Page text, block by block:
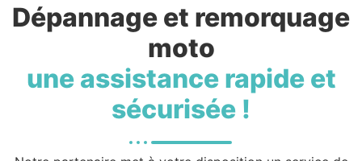
Dépannage et remorquage
moto
une assistance rapide et
sécurisée !